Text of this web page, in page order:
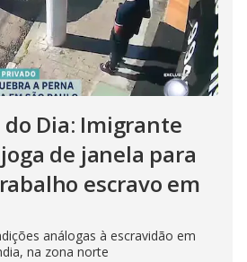
Dia: Imigrante
de janela para
escravo em
análogas à escravidão em
na zona norte